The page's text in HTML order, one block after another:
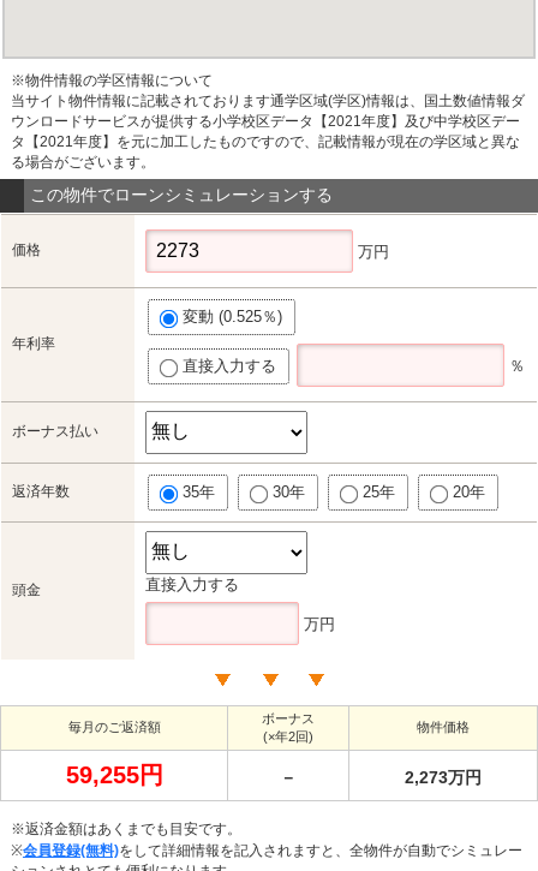
※物件情報の学区情報について
当サイト物件情報に記載されております通学区域(学区)情報は、国土数値情報ダ
ウンロードサービスが提供する小学校区データ【2021年度】及び中学校区デー
タ【2021年度】を元に加工したものですので、記載情報が現在の学区域と異な
る場合がございます。
この物件でローンシミュレーションする
価格 万円
年利率
変動 (0.525％)
直接入力する ％
ボーナス払い
返済年数 35年 30年 25年 20年
頭金 直接入力する
万円
毎月のご返済額
ボーナス
(×年2回)
物件価格
59,255円 － 2,273万円
※返済金額はあくまでも目安です。
※会員登録(無料)をして詳細情報を記入されますと、全物件が自動でシミュレー